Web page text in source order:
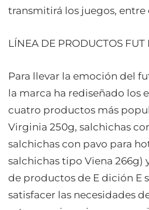
transmitirá los juegos, entre
LÍNEA DE PRODUCTOS FUT
Para llevar la emoción del
la marca ha rediseñado los
cuatro productos más
Virginia 250g, salchichas
salchichas con pavo para
salchichas tipo Viena 266g)
de productos de E dición E
satisfacer las necesidades